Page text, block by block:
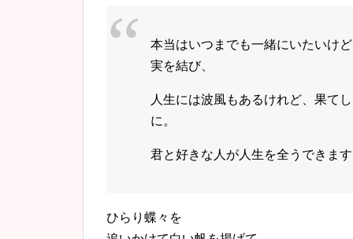
本当はいつまでも一緒にいたいけ
実を結び、
人生には波風もあるけれど、果て
に。
君と好きな人が人生を全うできま
ひらり蝶々を